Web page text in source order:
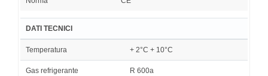
DATI TECNICI
Temperatura + 2°C + 10°C
Gas refrigerante R 600a